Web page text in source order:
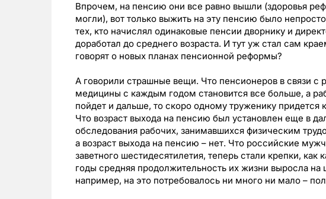
Впрочем, на пенсию они все равно вышли (здоровья
могли), вот только выжить на эту пенсию было
тех, кто начислял одинаковые пенсии дворнику и
доработал до среднего возраста. И тут уж стал сам
говорят о новых планах пенсионной реформы?
А говорили страшные вещи. Что пенсионеров в связи с
медицины с каждым годом становится все больше, а
пойдет и дальше, то скоро одному труженику
Что возраст выхода на пенсию был установлен еще в
обследования рабочих, занимавшихся физическим
а возраст выхода на пенсию – нет. Что российские
заветного шестидесятилетия, теперь стали крепки, как
годы средняя продолжительность их жизни выросла на
например, на это потребовалось ни много ни мало –